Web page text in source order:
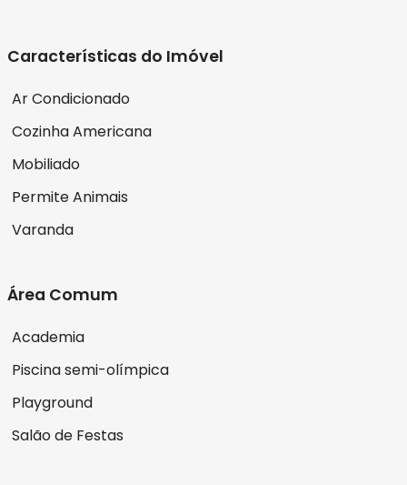
Características do Imóvel
Ar Condicionado
Cozinha Americana
Mobiliado
Permite Animais
Varanda
Área Comum
Academia
Piscina semi-olímpica
Playground
Salão de Festas